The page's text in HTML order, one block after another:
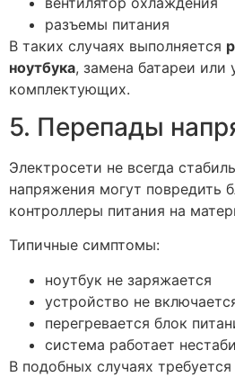
разъемы питания
В таких случаях выполняется
ноутбука, замена батареи или
комплектующих.
5. Перепады
Электросети не всегда
напряжения могут повредить
контроллеры питания на
Типичные симптомы:
ноутбук не заряжается
устройство не
перегревается блок
система работает
В подобных случаях требуется